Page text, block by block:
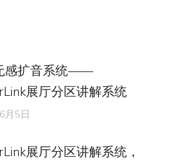
感扩音系统——
展厅分区讲解系统
月5日
展厅分区讲解系统，